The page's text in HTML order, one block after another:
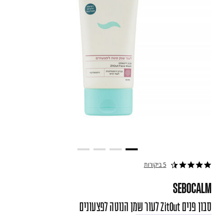
4.4 star rating 5 ביקורות
SEBOCALM
סבון פנים ZitOut לעור שמן הנוטה לפצעונים